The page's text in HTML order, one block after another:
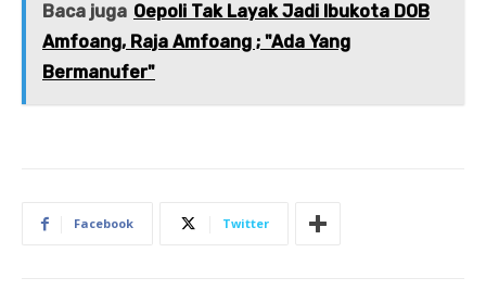
Baca juga Oepoli Tak Layak Jadi Ibukota DOB
Amfoang, Raja Amfoang ; "Ada Yang
Bermanufer"
Facebook Twitter